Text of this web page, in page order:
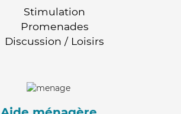
Stimulation
Promenades
Discussion / Loisirs